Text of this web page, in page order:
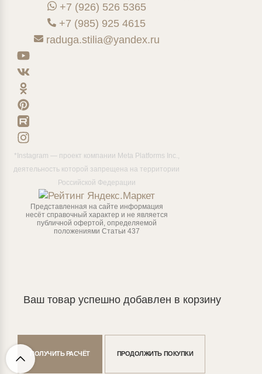
+7 (926) 526 5365
+7 (985) 925 4615
raduga.stilia@yandex.ru
*Instagram — проект компании Meta Platforms Inc.,
деятельность которой запрещена на территории
Российской Федерации
Представленная на сайте информация
несёт справочный характер и не является
публичной офертой, определяемой
положениями Статьи 437
Ваш товар успешно добавлен в корзину
ПОЛУЧИТЬ РАСЧЁТ ПРОДОЛЖИТЬ ПОКУПКИ